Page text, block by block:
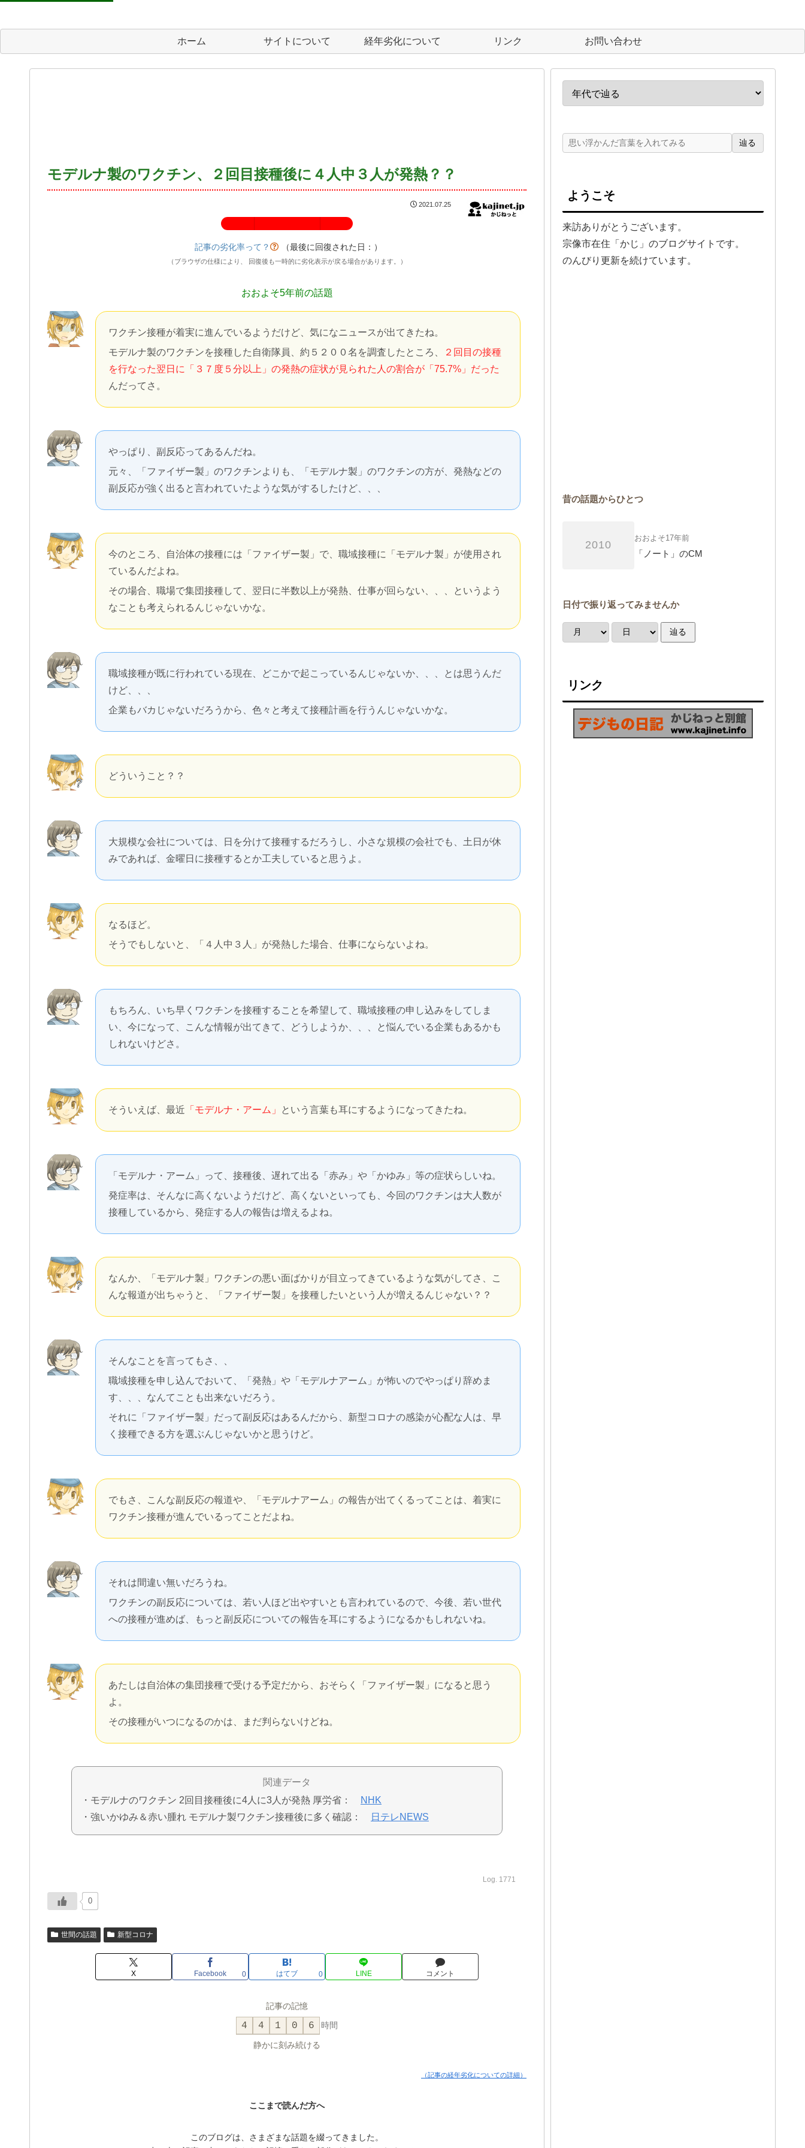
ホーム サイトについて 経年劣化について リンク お問い合わせ
モデルナ製のワクチン、２回目接種後に４人中３人が発熱？？
2021.07.25
記事の劣化率って？ （最後に回復された日： ）
（ブラウザの仕様により、 回復後も一時的に劣化表示が戻る場合があります。）
おおよそ5年前の話題
ワクチン接種が着実に進んでいるようだけど、気になニュースが出てきたね。
モデルナ製のワクチンを接種した自衛隊員、約５２００名を調査したところ、
２回目の接種
を行なった翌日に「３７度５分以上」の発熱の症状が見られた人の割合が「75.7%」だった
んだってさ。
やっぱり、副反応ってあるんだね。
元々、「ファイザー製」のワクチンよりも、「モデルナ製」のワクチンの方が、発熱などの
副反応が強く出ると言われていたような気がするしたけど、、、
今のところ、自治体の接種には「ファイザー製」で、職域接種に「モデルナ製」が使用され
ているんだよね。
その場合、職場で集団接種して、翌日に半数以上が発熱、仕事が回らない、、、というよう
なことも考えられるんじゃないかな。
職域接種が既に行われている現在、どこかで起こっているんじゃないか、、、とは思うんだ
けど、、、
企業もバカじゃないだろうから、色々と考えて接種計画を行うんじゃないかな。
どういうこと？？
大規模な会社については、日を分けて接種するだろうし、小さな規模の会社でも、土日が休
みであれば、金曜日に接種するとか工夫していると思うよ。
なるほど。
そうでもしないと、「４人中３人」が発熱した場合、仕事にならないよね。
もちろん、いち早くワクチンを接種することを希望して、職域接種の申し込みをしてしま
い、今になって、こんな情報が出てきて、どうしようか、、、と悩んでいる企業もあるかも
しれないけどさ。
そういえば、最近 「モデルナ・アーム」 という言葉も耳にするようになってきたね。
「モデルナ・アーム」って、接種後、遅れて出る「赤み」や「かゆみ」等の症状らしいね。
発症率は、そんなに高くないようだけど、高くないといっても、今回のワクチンは大人数が
接種しているから、発症する人の報告は増えるよね。
なんか、「モデルナ製」ワクチンの悪い面ばかりが目立ってきているような気がしてさ、こ
んな報道が出ちゃうと、「ファイザー製」を接種したいという人が増えるんじゃない？？
そんなことを言ってもさ、、
職域接種を申し込んでおいて、「発熱」や「モデルナアーム」が怖いのでやっぱり辞めま
す、、、なんてことも出来ないだろう。
それに「ファイザー製」だって副反応はあるんだから、新型コロナの感染が心配な人は、早
く接種できる方を選ぶんじゃないかと思うけど。
でもさ、こんな副反応の報道や、「モデルナアーム」の報告が出てくるってことは、着実に
ワクチン接種が進んでいるってことだよね。
それは間違い無いだろうね。
ワクチンの副反応については、若い人ほど出やすいとも言われているので、今後、若い世代
への接種が進めば、もっと副反応についての報告を耳にするようになるかもしれないね。
あたしは自治体の集団接種で受ける予定だから、おそらく「ファイザー製」になると思う
よ。
その接種がいつになるのかは、まだ判らないけどね。
関連データ
・モデルナのワクチン 2回目接種後に4人に3人が発熱 厚労省：
NHK
・強いかゆみ＆赤い腫れ モデルナ製ワクチン接種後に多く確認：
日テレNEWS
Log. 1771
0
世間の話題 新型コロナ
X Facebook 0 はてブ 0 LINE コメント
記事の記憶
4 4 1 0 6 時間
静かに刻み続ける
（記事の経年劣化についての詳細）
ここまで読んだ方へ
このブログは、さまざまな話題を綴ってきました。
辿る
ようこそ
来訪ありがとうございます。
宗像市在住「かじ」のブログサイトです。
のんびり更新を続けています。
昔の話題からひとつ
2010
おおよそ17年前
「ノート」のCM
日付で振り返ってみませんか
辿る
リンク